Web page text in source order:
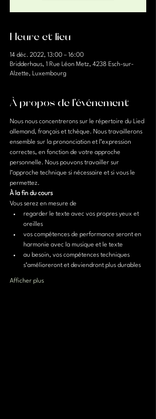
Heure et lieu
14 déc. 2022, 13:00 – 16:00
Bridderhaus, 1 Rue Léon Metz, 4238 Esch-sur-
Alzette, Luxembourg
À propos de l'événement
Nous nous concentrerons sur le répertoire du Lied
allemand, français et tchèque. Nous travaillerons
ensemble sur la prononciation et l’expression
correctes, en fonction de votre approche
personnelle. Nous pouvons travailler sur
l’approche technique si nécessaire et si vous le
permettez.
À la fin du cours
Vous serez en mesure de
regarder le texte avec vos propres yeux et
oreilles
vos compétences de performance seront en
harmonie avec la musique et le texte
au besoin, vos compétences techniques
s’amélioreront et deviendront plus durables
Afficher plus